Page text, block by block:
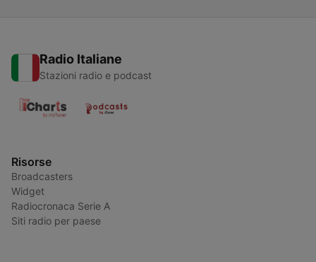
Radio Italiane
Stazioni radio e podcast
Risorse
Broadcasters
Widget
Radiocronaca Serie A
Siti radio per paese